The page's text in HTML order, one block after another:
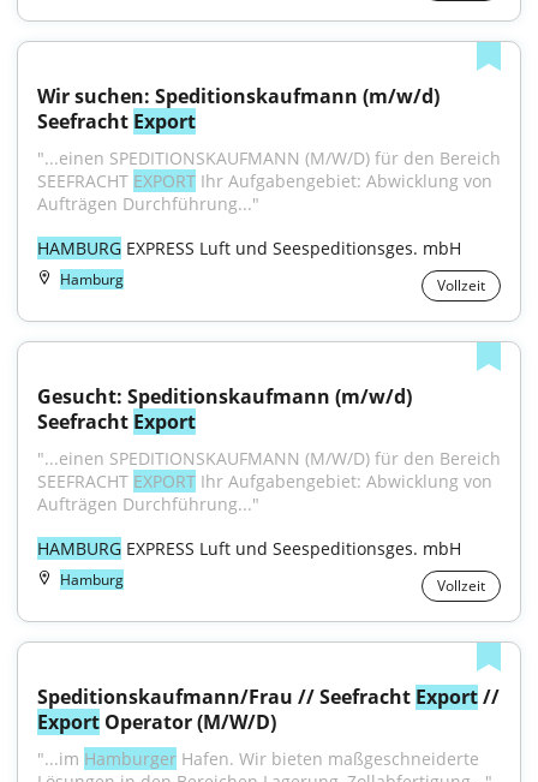
Wir suchen: Speditionskaufmann (m/w/d)
Seefracht Export
"...einen SPEDITIONSKAUFMANN (M/W/D) für den Bereich
SEEFRACHT EXPORT Ihr Aufgabengebiet: Abwicklung von
Aufträgen Durchführung..."
HAMBURG EXPRESS Luft und Seespeditionsges. mbH
Hamburg Vollzeit
Gesucht: Speditionskaufmann (m/w/d)
Seefracht Export
"...einen SPEDITIONSKAUFMANN (M/W/D) für den Bereich
SEEFRACHT EXPORT Ihr Aufgabengebiet: Abwicklung von
Aufträgen Durchführung..."
HAMBURG EXPRESS Luft und Seespeditionsges. mbH
Hamburg Vollzeit
Speditionskaufmann/Frau // Seefracht Export
Export Operator (M/W/D)
"...im Hamburger Hafen. Wir bieten maßgeschneiderte